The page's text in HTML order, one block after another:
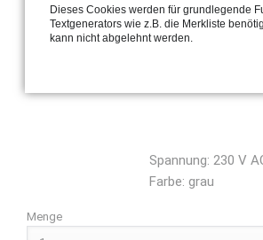
% / + 30 %)
Spannung: 230 V
Farbe: grau
Menge
Dieses Cookies werden für grundlegende
Textgenerators wie z.B. die Merkliste
kann nicht abgelehnt werden.